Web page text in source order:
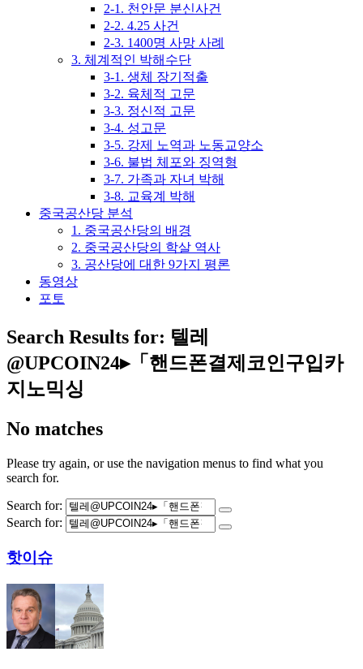
2-1. 천안문 분신사건
2-2. 4.25 사건
2-3. 1400명 사망 사례
3. 체계적인 박해수단
3-1. 생체 장기적출
3-2. 육체적 고문
3-3. 정신적 고문
3-4. 성고문
3-5. 강제 노역과 노동교양소
3-6. 불법 체포와 징역형
3-7. 가족과 자녀 박해
3-8. 교육계 박해
중국공산당 분석
1. 중국공산당의 배경
2. 중국공산당의 학살 역사
3. 공산당에 대한 9가지 평론
동영상
포토
Search Results for: 텔레
@UPCOIN24▸「핸드폰결제코인구입카
지노믹싱
No matches
Please try again, or use the navigation menus to find what you
search for.
Search for:
Search for:
핫이슈